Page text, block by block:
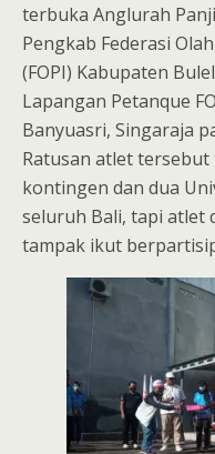
terbuka Anglurah
Pengkab Federasi
(FOPI) Kabupaten
Lapangan Petanque
Banyuasri, Singaraja
Ratusan atlet
kontingen dan dua
seluruh Bali, tapi atlet
tampak ikut